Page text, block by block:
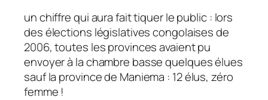
un chiffre qui aura fait tiquer le public : lors
des élections législatives congolaises de
2006, toutes les provinces avaient pu
envoyer à la chambre basse quelques élues
sauf la province de Maniema : 12 élus, zéro
femme !